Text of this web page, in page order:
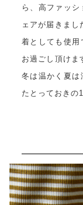
ら、高ファッ
ェアが届きま
着としても使用
お過ごし頂けま
冬は温かく夏は
たとっておきの1